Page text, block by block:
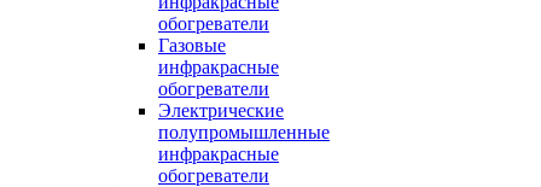
обогреватели
Газовые
инфракрасные
обогреватели
Электрические
полупромышленные
инфракрасные
обогреватели